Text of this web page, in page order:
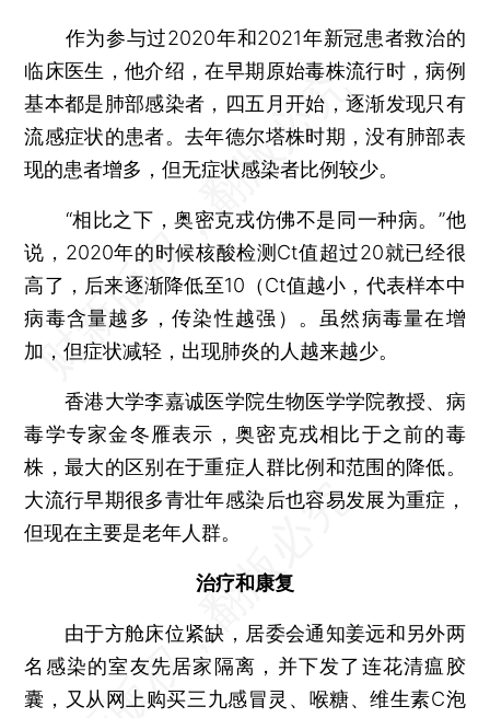
作为参与过2020年和2021年新冠患者救治的
临床医生，他介绍，在早期原始毒株流行时，病例
基本都是肺部感染者，四五月开始，逐渐发现只有
流感症状的患者。去年德尔塔株时期，没有肺部表
现的患者增多，但无症状感染者比例较少。
“相比之下，奥密克戎仿佛不是同一种病。”他
说，2020年的时候核酸检测Ct值超过20就已经很
高了，后来逐渐降低至10（Ct值越小，代表样本中
病毒含量越多，传染性越强）。虽然病毒量在增
加，但症状减轻，出现肺炎的人越来越少。
香港大学李嘉诚医学院生物医学学院教授、病
毒学专家金冬雁表示，奥密克戎相比于之前的毒
株，最大的区别在于重症人群比例和范围的降低。
大流行早期很多青壮年感染后也容易发展为重症，
但现在主要是老年人群。
治疗和康复
由于方舱床位紧缺，居委会通知姜远和另外两
名感染的室友先居家隔离，并下发了连花清瘟胶
囊，又从网上购买三九感冒灵、喉糖、维生素C泡